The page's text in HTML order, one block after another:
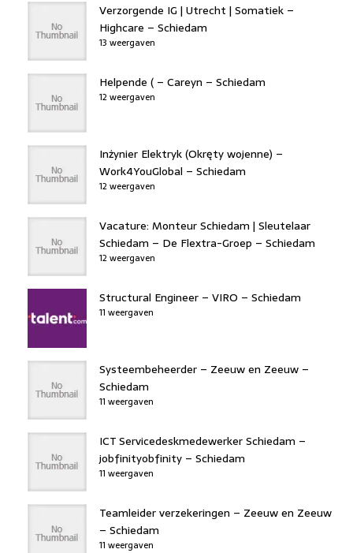
Verzorgende IG | Utrecht | Somatiek –
Highcare – Schiedam
13 weergaven
Helpende ( – Careyn – Schiedam
12 weergaven
Inżynier Elektryk (Okręty wojenne) –
Work4YouGlobal – Schiedam
12 weergaven
Vacature: Monteur Schiedam | Sleutelaar
Schiedam – De Flextra-Groep – Schiedam
12 weergaven
Structural Engineer – VIRO – Schiedam
11 weergaven
Systeembeheerder – Zeeuw en Zeeuw –
Schiedam
11 weergaven
ICT Servicedeskmedewerker Schiedam –
jobfinityobfinity – Schiedam
11 weergaven
Teamleider verzekeringen – Zeeuw en Zeeuw
– Schiedam
11 weergaven